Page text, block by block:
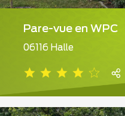
Pare-vue en WPC
06116 Halle